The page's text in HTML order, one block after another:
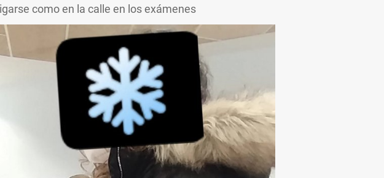
como en la calle en los exámenes